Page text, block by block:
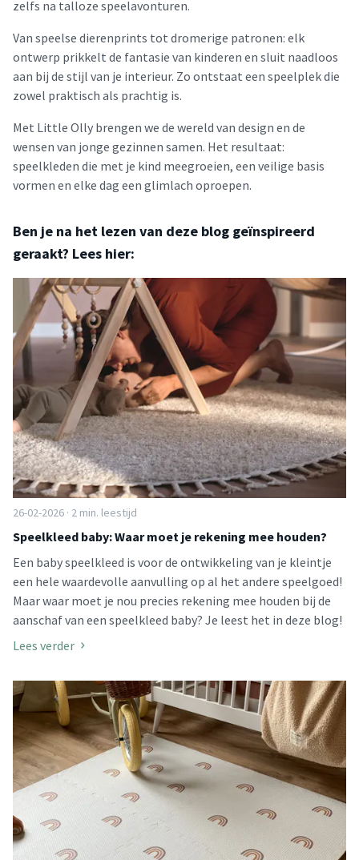
zelfs na talloze speelavonturen.
Van speelse dierenprints tot dromerige patronen: elk
ontwerp prikkelt de fantasie van kinderen en sluit naadloos
aan bij de stijl van je interieur. Zo ontstaat een speelplek die
zowel praktisch als prachtig is.
Met Little Olly brengen we de wereld van design en de
wensen van jonge gezinnen samen. Het resultaat:
speelkleden die met je kind meegroeien, een veilige basis
vormen en elke dag een glimlach oproepen.
Ben je na het lezen van deze blog geïnspireerd
geraakt? Lees hier:
26-02-2026 · 2 min. leestijd
Speelkleed baby: Waar moet je rekening mee houden?
Een baby speelkleed is voor de ontwikkeling van je kleintje
een hele waardevolle aanvulling op al het andere speelgoed!
Maar waar moet je nou precies rekening mee houden bij de
aanschaf van een speelkleed baby? Je leest het in deze blog!
Lees verder